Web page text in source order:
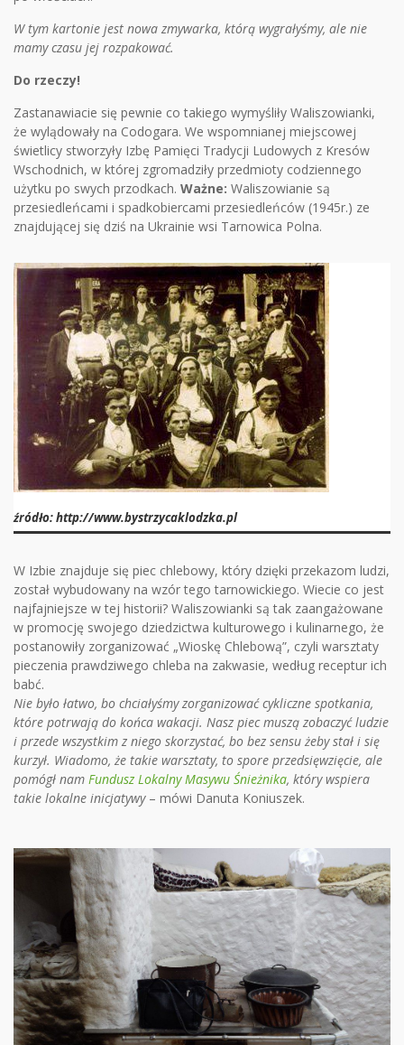
W tym kartonie jest nowa zmywarka, którą wygrałyśmy, ale nie
mamy czasu jej rozpakować.
Do rzeczy!
Zastanawiacie się pewnie co takiego wymyśliły Waliszowianki,
że wylądowały na Codogara. We wspomnianej miejscowej
świetlicy stworzyły Izbę Pamięci Tradycji Ludowych z Kresów
Wschodnich, w której zgromadziły przedmioty codziennego
użytku po swych przodkach. Ważne: Waliszowianie są
przesiedleńcami i spadkobiercami przesiedleńców (1945r.) ze
znajdującej się dziś na Ukrainie wsi Tarnowica Polna.
źródło: http://www.bystrzycaklodzka.pl
W Izbie znajduje się piec chlebowy, który dzięki przekazom ludzi,
został wybudowany na wzór tego tarnowickiego. Wiecie co jest
najfajniejsze w tej historii? Waliszowianki są tak zaangażowane
w promocję swojego dziedzictwa kulturowego i kulinarnego, że
postanowiły zorganizować „Wioskę Chlebową”, czyli warsztaty
pieczenia prawdziwego chleba na zakwasie, według receptur ich
babć.
Nie było łatwo, bo chciałyśmy zorganizować cykliczne spotkania,
które potrwają do końca wakacji. Nasz piec muszą zobaczyć ludzie
i przede wszystkim z niego skorzystać, bo bez sensu żeby stał i się
kurzył. Wiadomo, że takie warsztaty, to spore przedsięwzięcie, ale
pomógł nam Fundusz Lokalny Masywu Śnieżnika, który wspiera
takie lokalne inicjatywy– mówi Danuta Koniuszek.